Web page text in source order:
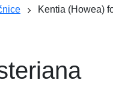
Kentia (Howea)